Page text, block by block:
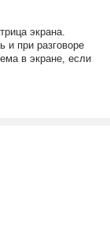
экрана.
и при разговоре
в экране, если